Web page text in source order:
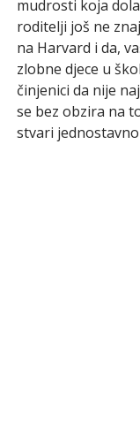
mudrosti koja
roditelji još ne
na Harvard i da,
zlobne djece u
činjenici da nije
se bez obzira na
stvari